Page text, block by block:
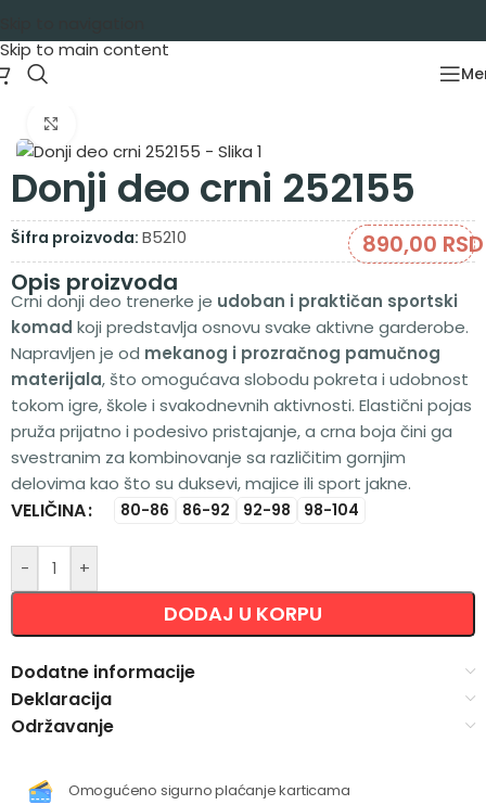
Skip to main content
Donji deo crni 252155
Šifra proizvoda: B5210 890,00 RSD
Opis proizvoda
Crni donji deo trenerke je udoban i praktičan sportski
komad koji predstavlja osnovu svake aktivne garderobe.
Napravljen je od mekanog i prozračnog pamučnog
materijala, što omogućava slobodu pokreta i udobnost
tokom igre, škole i svakodnevnih aktivnosti. Elastični pojas
pruža prijatno i podesivo pristajanje, a crna boja čini ga
svestranim za kombinovanje sa različitim gornjim
delovima kao što su duksevi, majice ili sport jakne.
VELIČINA 80-86 86-92 92-98 98-104
- +
DODAJ U KORPU
Alternative:
Dodatne informacije
Deklaracija
Održavanje
Omogućeno sigurno plaćanje karticama